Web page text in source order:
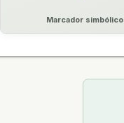
Marcador simbólico